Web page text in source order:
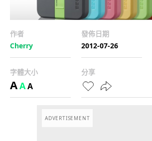
作者
Cherry
發佈日期
2012-07-26
字體大小
AAA
分享
ADVERTISEMENT